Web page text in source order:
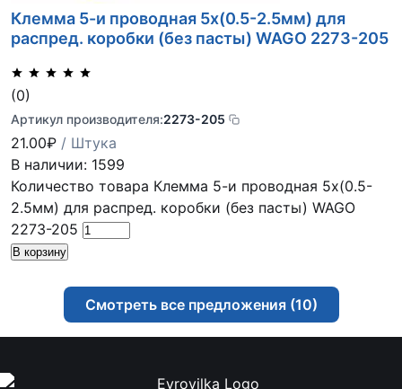
Клемма 5-и проводная 5х(0.5-2.5мм) для
распред. коробки (без пасты) WAGO 2273-205
(0)
Артикул производителя:2273-205
21.00₽ / Штука
В наличии: 1599
Количество товара Клемма 5-и проводная 5х(0.5-
2.5мм) для распред. коробки (без пасты) WAGO
2273-205
В корзину
Смотреть все предложения (10)